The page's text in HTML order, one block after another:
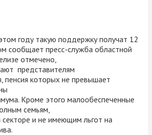
году такую поддержку получат 12
сообщает пресс-служба областной
отмечено,
представителям
пенсия которых не превышает
Кроме этого малообеспеченные
семьям,
и не имеющим льгот на